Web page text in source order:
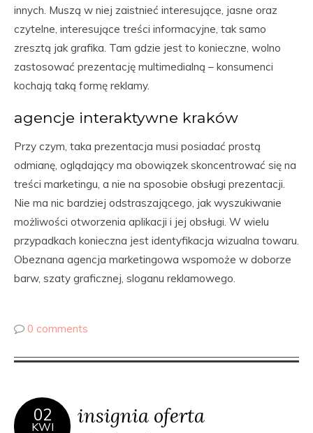
innych. Muszą w niej zaistnieć interesujące, jasne oraz
czytelne, interesujące treści informacyjne, tak samo
zresztą jak grafika. Tam gdzie jest to konieczne, wolno
zastosować prezentację multimedialną – konsumenci
kochają taką formę reklamy.
agencje interaktywne kraków
Przy czym, taka prezentacja musi posiadać prostą
odmianę, oglądający ma obowiązek skoncentrować się na
treści marketingu, a nie na sposobie obsługi prezentacji.
Nie ma nic bardziej odstraszającego, jak wyszukiwanie
możliwości otworzenia aplikacji i jej obsługi. W wielu
przypadkach konieczna jest identyfikacja wizualna towaru.
Obeznana agencja marketingowa wspomoże w doborze
barw, szaty graficznej, sloganu reklamowego.
0 comments
02
KWI insignia oferta